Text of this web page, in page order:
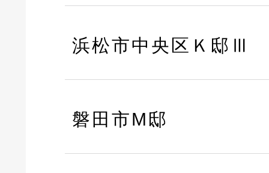
浜松市中央区Ｋ邸Ⅲ
磐田市M邸